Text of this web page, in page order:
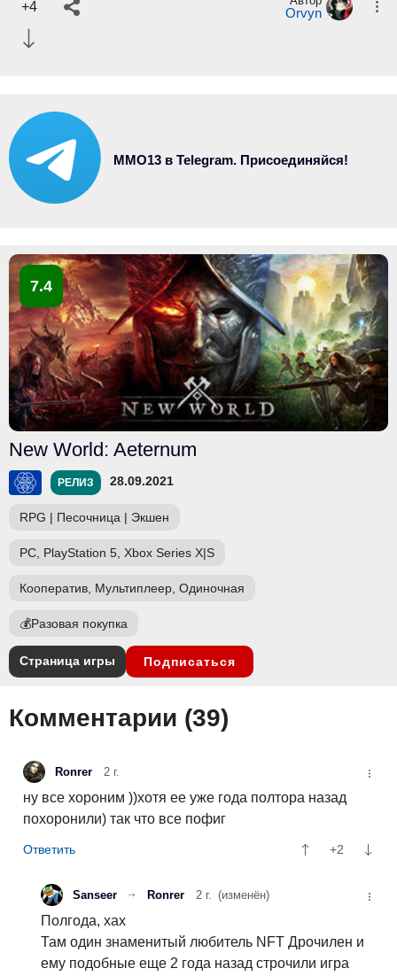
+4 Orvyn
MMO13 в Telegram. Присоединяйся!
7.4
New World: Aeternum
РЕЛИЗ 28.09.2021
RPG | Песочница | Экшен
PC, PlayStation 5, Xbox Series X|S
Кооператив, Мультиплеер, Одиночная
💰Разовая покупка
Страница игры Подписаться
Комментарии (39)
Ronrer 2 г.
ну все хороним ))хотя ее уже года полтора назад
похоронили) так что все пофиг
+2
Sanseer Ronrer 2 г. (изменён)
Полгода, хах
Там один знаменитый любитель NFT Дрочилен и
ему подобные еще 2 года назад строчили игра